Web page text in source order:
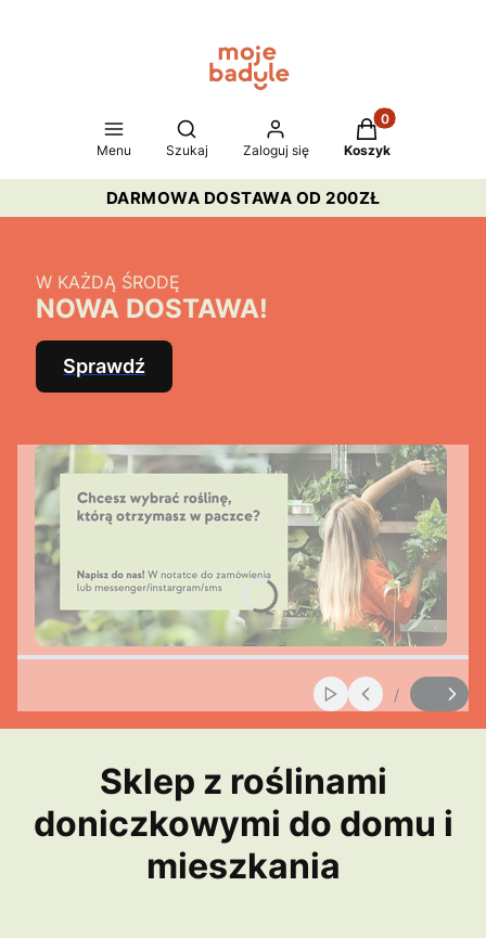
Menu
Otwórz wyszukiwarkę
Szukaj Zaloguj się
Produkty w
Koszyk
DARMOWA DOSTAWA OD 200ZŁ
W KAŻDĄ ŚRODĘ
NOWA DOSTAWA!
Sprawdź
Włącz Slajd
/
z
Sklep z roślinami
doniczkowymi do domu i
mieszkania